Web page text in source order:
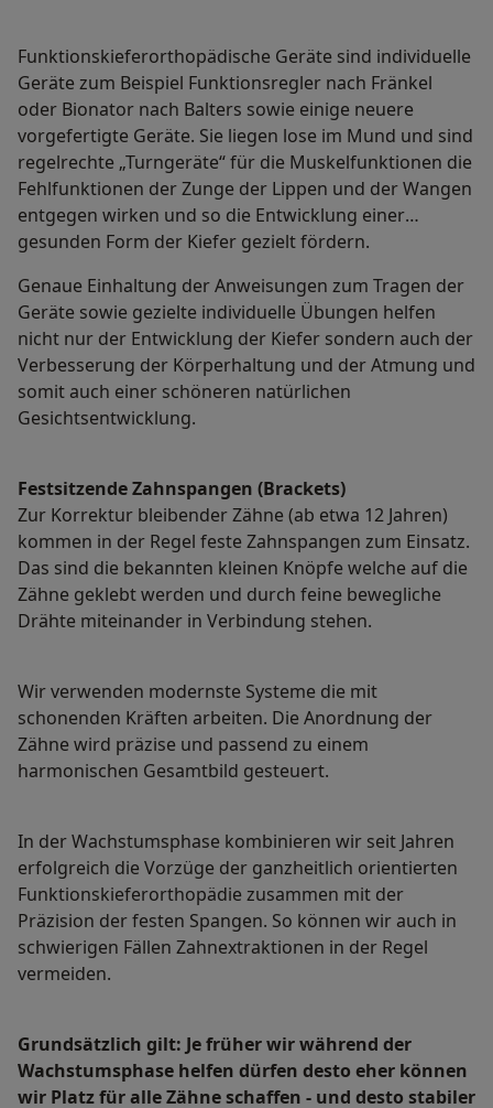
Funktionskieferorthopädische Geräte sind individuelle
Geräte zum Beispiel Funktionsregler nach Fränkel
oder Bionator nach Balters sowie einige neuere
vorgefertigte Geräte. Sie liegen lose im Mund und sind
regelrechte „Turngeräte“ für die Muskelfunktionen die
Fehlfunktionen der Zunge der Lippen und der Wangen
entgegen wirken und so die Entwicklung einer
gesunden Form der Kiefer gezielt fördern.
Genaue Einhaltung der Anweisungen zum Tragen der
Geräte sowie gezielte individuelle Übungen helfen
nicht nur der Entwicklung der Kiefer sondern auch der
Verbesserung der Körperhaltung und der Atmung und
somit auch einer schöneren natürlichen
Gesichtsentwicklung.
Festsitzende Zahnspangen (Brackets)
Zur Korrektur bleibender Zähne (ab etwa 12 Jahren)
kommen in der Regel feste Zahnspangen zum Einsatz.
Das sind die bekannten kleinen Knöpfe welche auf die
Zähne geklebt werden und durch feine bewegliche
Drähte miteinander in Verbindung stehen.
Wir verwenden modernste Systeme die mit
schonenden Kräften arbeiten. Die Anordnung der
Zähne wird präzise und passend zu einem
harmonischen Gesamtbild gesteuert.
In der Wachstumsphase kombinieren wir seit Jahren
erfolgreich die Vorzüge der ganzheitlich orientierten
Funktionskieferorthopädie zusammen mit der
Präzision der festen Spangen. So können wir auch in
schwierigen Fällen Zahnextraktionen in der Regel
vermeiden.
Grundsätzlich gilt: Je früher wir während der
Wachstumsphase helfen dürfen desto eher können
wir Platz für alle Zähne schaffen - und desto stabiler